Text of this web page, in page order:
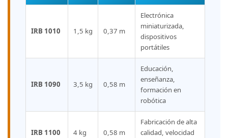
IRB 1010 1,5 kg 0,37 m
Electrónica
miniaturizada,
dispositivos
portátiles
IRB 1090 3,5 kg 0,58 m
Educación,
enseñanza,
formación en
robótica
IRB 1100 4 kg 0,58 m
Fabricación de alta
calidad, velocidad